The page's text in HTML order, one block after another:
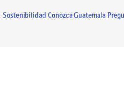
Sostenibilidad Conozca Guatemala
INICIO